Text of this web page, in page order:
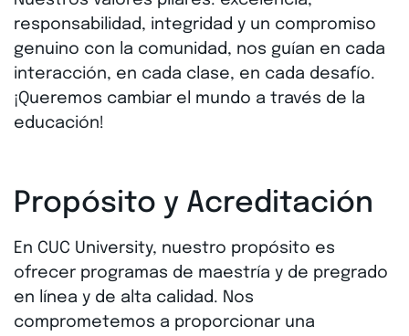
responsabilidad, integridad y un compromiso
genuino con la comunidad, nos guían en cada
interacción, en cada clase, en cada desafío.
¡Queremos cambiar el mundo a través de la
educación!
Propósito y Acreditación
En CUC University, nuestro propósito es
ofrecer programas de maestría y de pregrado
en línea y de alta calidad. Nos
comprometemos a proporcionar una